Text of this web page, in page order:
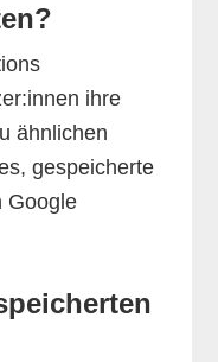
ihre
ähnlichen
gespeicherte
Google